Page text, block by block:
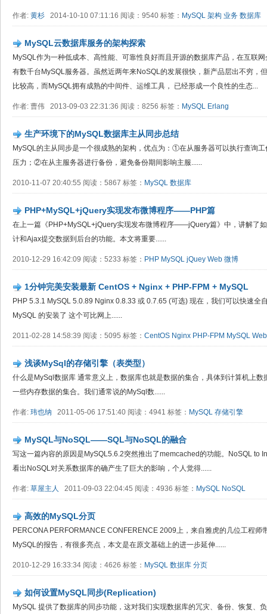
作者: 黄杉 2014-10-10 07:11:16 阅读：9540 标签： MySQL 架构 业务 数据库
MySQL云数据库服务的架构探索
MySQL作为一种低成本、高性能、可靠性良好而且开源的数据库产品，在互联
有数千台MySQL服务器。虽然近两年来NoSQL的发展很快，新产品层出不穷，
比较高，而MySQL拥有成熟的中间件、运维工具， 已经形成一个良性的生态...
作者: 曹伟 2013-09-03 22:31:36 阅读：8256 标签： MySQL Erlang
生产环境下的MySQL数据库主从同步总结
MySQL的主从同步是一个很成熟的架构，优点为：①在从服务器可以执行查询
压力；②在从主服务器进行备份，避免备份期间影响主服......
2010-11-07 20:40:55 阅读：5867 标签： MySQL 数据库
PHP+MySQL+jQuery实现发布微博程序——PHP篇
在上一篇《PHP+MySQL+jQuery实现发布微博程序——jQuery篇》中，讲解了
计和Ajax提交数据到后台的功能。本文将重要......
2010-12-29 16:42:09 阅读：5233 标签： PHP MySQL jQuey Web 微博
1分钟完美安装最新 CentOS + Nginx + PHP-FPM + MySQL
PHP 5.3.1 MySQL 5.0.89 Nginx 0.8.33 或 0.7.65 (可选) 现在，我们可以快速全
MySQL 的安装了 这个可比网上......
2011-02-28 14:58:39 阅读：5095 标签： CentOS Nginx PHP-FPM MySQL Web
浅谈MySql的存储引擎（表类型）
什么是MySql数据库 通常意义上，数据库也就是数据的集合，具体到计算机上
一些内存数据的集合。我们通常说的MySql数......
作者: 玮也纳 2011-05-06 17:51:40 阅读：4941 标签： MySQL 存储引擎
MySQL与NoSQL——SQL与NoSQL的融合
写这一篇内容的原因是MySQL5.6.2突然推出了memcached的功能。NoSQL to
看出NoSQL对关系数据库的确产生了巨大的影响，个人觉得......
作者: 草屋主人 2011-09-03 22:04:45 阅读：4936 标签： MySQL NoSQL
高效的MySQL分页
PERCONA PERFORMANCE CONFERENCE 2009上，来自雅虎的几位工程
MySQL的报告，有很多亮点，本文是在原文基础上的进一步延伸......
2010-12-29 16:33:34 阅读：4626 标签： MySQL 数据库 分页
如何设置MySQL同步(Replication)
MySQL 提供了数据库的同步功能，这对我们实现数据库的冗灾、备份、恢复、